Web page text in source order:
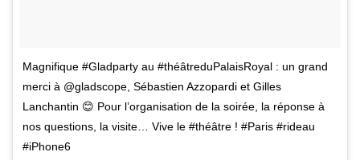
Magnifique #Gladparty au #théâtreduPalaisRoyal : un grand
merci à @gladscope, Sébastien Azzopardi et Gilles
Lanchantin 😊 Pour l’organisation de la soirée, la réponse à
nos questions, la visite… Vive le #théâtre ! #Paris #rideau
#iPhone6